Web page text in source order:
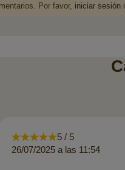
Por favor, iniciar sesión
5 / 5
26/07/2025 a las 11:54